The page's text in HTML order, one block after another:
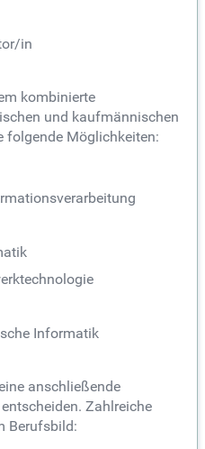
in
kombinierte
und kaufmännischen
folgende Möglichkeiten:
Informatik
anschließende
Zahlreiche
Berufsbild: